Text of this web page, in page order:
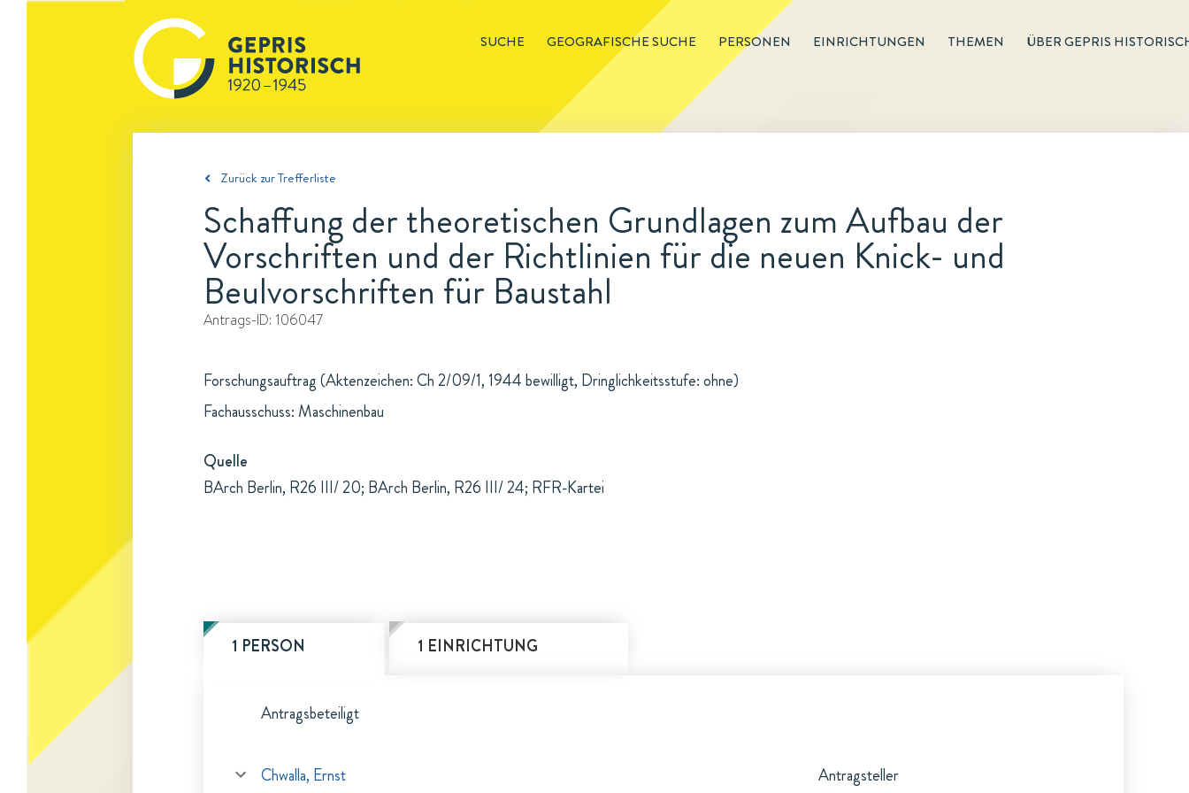
SUCHE GEOGRAFISCHE SUCHE PERSONEN EINRICHTUNGEN THEMEN ÜBER GEPRIS
Zurück zur Trefferliste
Schaffung der theoretischen Grundlagen zum Aufbau der
Vorschriften und der Richtlinien für die neuen Knick- und
Beulvorschriften für Baustahl
Antrags-ID: 106047
Forschungsauftrag (Aktenzeichen: Ch 2/09/1, 1944 bewilligt, Dringlichkeitsstufe: ohne)
Fachausschuss: Maschinenbau
Quelle
BArch Berlin, R26 III/ 20; BArch Berlin, R26 III/ 24; RFR-Kartei
1 PERSON 1 EINRICHTUNG
Antragsbeteiligt
Chwalla, Ernst Antragsteller